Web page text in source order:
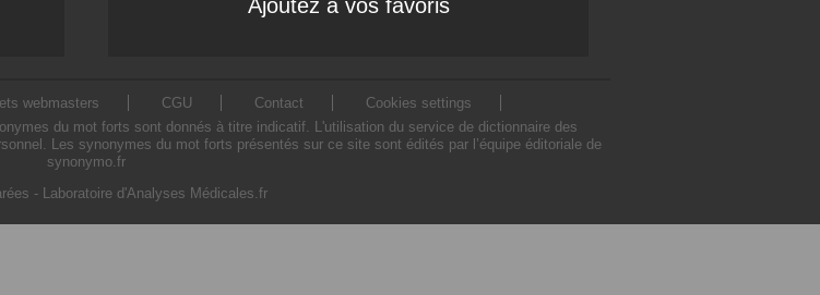
Ajoutez à vos favoris
webmasters CGU Contact
Cookies settings
du mot forts sont donnés à titre indicatif. L'utilisation du service de dictionnaire des
Les synonymes du mot forts présentés sur ce site sont édités par l’équipe éditoriale de
synonymo.fr
- Laboratoire d'Analyses Médicales.fr